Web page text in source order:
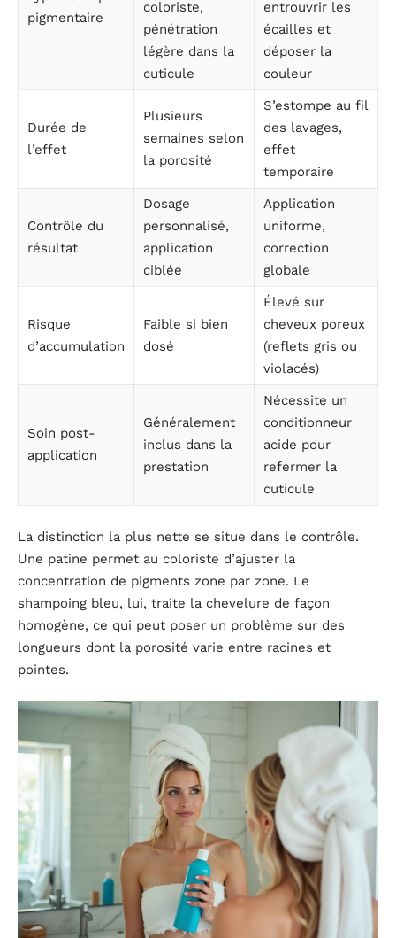
pigmentaire
coloriste,
pénétration
légère dans la
cuticule
entrouvrir les
écailles et
déposer la
couleur
Durée de
l’effet
Plusieurs
semaines selon
la porosité
S’estompe au fil
des lavages,
effet
temporaire
Contrôle du
résultat
Dosage
personnalisé,
application
ciblée
Application
uniforme,
correction
globale
Risque
d’accumulation
Faible si bien
dosé
Élevé sur
cheveux poreux
(reflets gris ou
violacés)
Soin post-
application
Généralement
inclus dans la
prestation
Nécessite un
conditionneur
acide pour
refermer la
cuticule
La distinction la plus nette se situe dans le contrôle.
Une patine permet au coloriste d’ajuster la
concentration de pigments zone par zone. Le
shampoing bleu, lui, traite la chevelure de façon
homogène, ce qui peut poser un problème sur des
longueurs dont la porosité varie entre racines et
pointes.